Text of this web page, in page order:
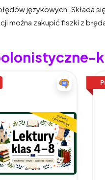
językowych. Składa
można zakupić fiszki z